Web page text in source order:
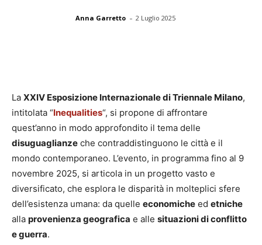
Anna Garretto - 2 Luglio 2025
La XXIV Esposizione Internazionale di Triennale Milano,
intitolata “Inequalities“, si propone di affrontare
quest’anno in modo approfondito il tema delle
disuguaglianze che contraddistinguono le città e il
mondo contemporaneo. L’evento, in programma fino al 9
novembre 2025, si articola in un progetto vasto e
diversificato, che esplora le disparità in molteplici sfere
dell’esistenza umana: da quelle economiche ed etniche
alla provenienza geografica e alle situazioni di conflitto
e guerra.